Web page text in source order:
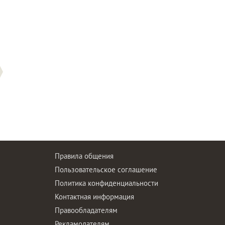
Правила общения
Пользовательское соглашение
Политика конфиденциальности
Контактная информация
Правообладателям